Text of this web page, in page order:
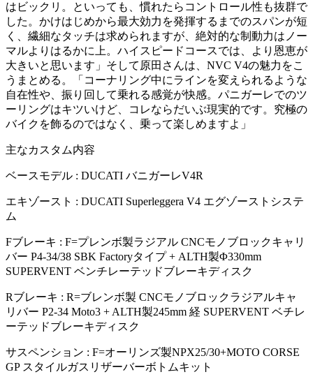
はビックリ。といっても、慣れたらコントロール性も抜群で
した。かけはじめから最大効力を発揮するまでのスパンが短
く、繊細なタッチは求められますが、絶対的な制動力はノー
マルよりはるかに上。ハイスピードコースでは、より恩恵が
大きいと思います」そして原田さんは、NVC V4の魅力をこ
うまとめる。「コーナリング中にラインを変えられるような
自在性や、振り回して乗れる感覚が快感。パニガーレでのツ
ーリングはキツいけど、コレならだいぶ現実的です。究極の
バイクを飾るのではなく、乗って楽しめますよ」
主なカスタム内容
ベースモデル : DUCATI バニガーレV4R
エキゾースト : DUCATI Superleggera V4 エグゾーストシステ
ム
Fブレーキ : F=プレンボ製ラジアル CNCモノブロックキャリ
バー P4-34/38 SBK Factoryタイプ + ALTH製Φ330mm
SUPERVENT ベンチレーテッドブレーキディスク
Rブレーキ : R=ブレンボ製 CNCモノブロックラジアルキャ
リバー P2-34 Moto3 + ALTH製245mm 経 SUPERVENT ベチレ
ーテッドブレーキディスク
サスペンション : F=オーリンズ製NPX25/30+MOTO CORSE
GP スタイルガスリザーバーボトムキット